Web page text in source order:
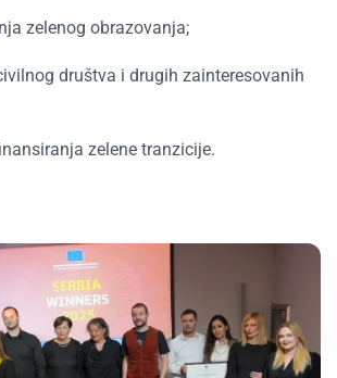
zelenog obrazovanja;
društva i drugih zainteresovanih
zelene tranzicije.